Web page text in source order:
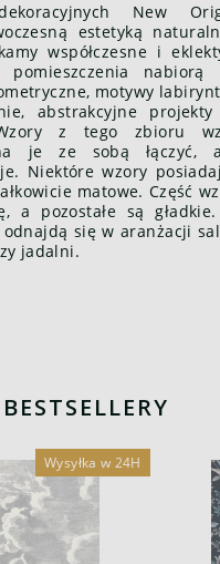
New
estetyką
współczesne i
nabiorą
motywy
abstrakcyjne
z tego zbioru
je ze sobą łączyć,
Niektóre wzory
matowe. Część
a pozostałe są
się w aranżacji
jadalni.
BESTSELLERY
Wysyłka w 24H